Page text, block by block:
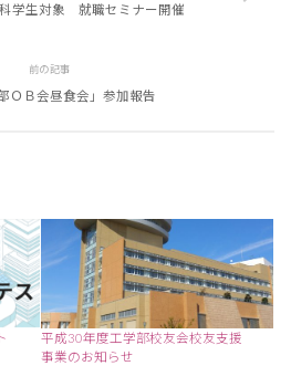
学生対象 就職セミナー開催
前の記事
ＯＢ会昼食会」参加報告
平成30年度工学部校友会校友支援
事業のお知らせ